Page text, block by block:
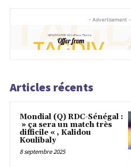
- Advertisement -
Articles récents
Mondial (Q) RDC-Sénégal :
» ça sera un match très
difficile « , Kalidou
Koulibaly
8 septembre 2025